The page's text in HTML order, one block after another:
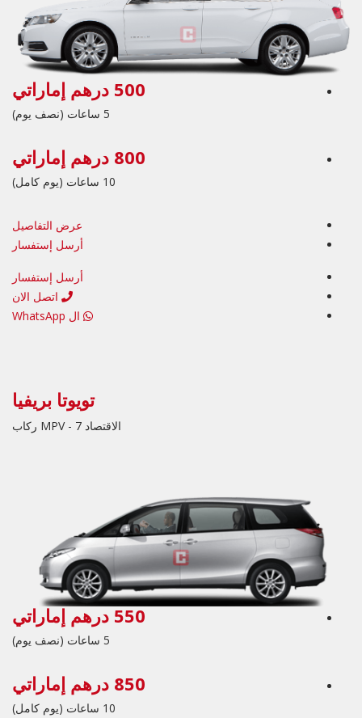
500 درهم إماراتي
5 ساعات (نصف يوم)
800 درهم إماراتي
10 ساعات (يوم كامل)
عرض التفاصيل
أرسل إستفسار
أرسل إستفسار
اتصل الان
ال WhatsApp
تويوتا بريفيا
الاقتصاد MPV - 7 ركاب
550 درهم إماراتي
5 ساعات (نصف يوم)
850 درهم إماراتي
10 ساعات (يوم كامل)